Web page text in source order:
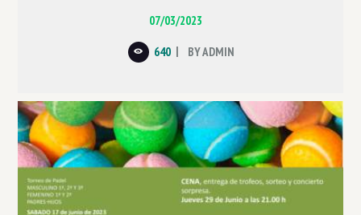
07/03/2023
640 BYADMIN